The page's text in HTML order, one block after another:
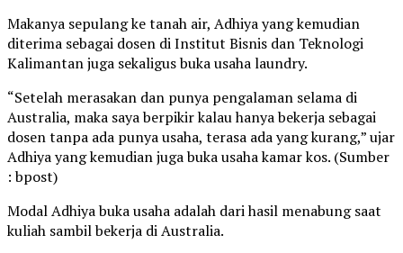
Makanya sepulang ke tanah air, Adhiya yang kemudian
diterima sebagai dosen di Institut Bisnis dan Teknologi
Kalimantan juga sekaligus buka usaha laundry.
“Setelah merasakan dan punya pengalaman selama di
Australia, maka saya berpikir kalau hanya bekerja sebagai
dosen tanpa ada punya usaha, terasa ada yang kurang,” ujar
Adhiya yang kemudian juga buka usaha kamar kos. (Sumber
: bpost)
Modal Adhiya buka usaha adalah dari hasil menabung saat
kuliah sambil bekerja di Australia.